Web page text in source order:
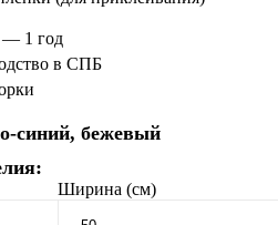
синий, бежевый
Ширина (см)
— 1 год
в СПБ